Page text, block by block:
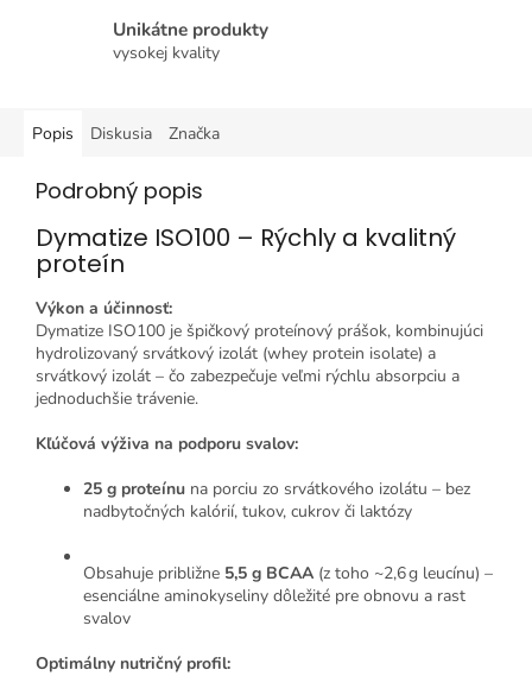
Unikátne produkty
vysokej kvality
Popis Diskusia Značka
Podrobný popis
Dymatize ISO100 – Rýchly a kvalitný
proteín
Výkon a účinnosť:
Dymatize ISO100 je špičkový proteínový prášok, kombinujúci
hydrolizovaný srvátkový izolát (whey protein isolate) a
srvátkový izolát – čo zabezpečuje veľmi rýchlu absorpciu a
jednoduchšie trávenie.
Kľúčová výživa na podporu svalov:
25 g proteínu na porciu zo srvátkového izolátu – bez
nadbytočných kalórií, tukov, cukrov či laktózy
Obsahuje približne 5,5 g BCAA (z toho ~2,6 g leucínu) –
esenciálne aminokyseliny dôležité pre obnovu a rast
svalov
Optimálny nutričný profil: